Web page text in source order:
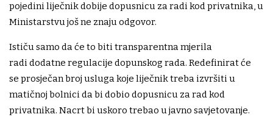
pojedini liječnik dobije dopusnicu za radi kod privatnika, u
Ministarstvu još ne znaju odgovor.
Ističu samo da će to biti transparentna mjerila
radi dodatne regulacije dopunskog rada. Redefinirat će
se prosječan broj usluga koje liječnik treba izvršiti u
matičnoj bolnici da bi dobio dopusnicu za rad kod
privatnika. Nacrt bi uskoro trebao u javno savjetovanje.